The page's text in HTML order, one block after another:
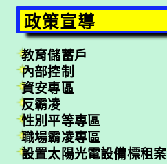
政策宣導
教育儲蓄戶
內部控制
資安專區
反霸凌
性別平等專區
職場霸凌專區
設置太陽光電設備標租案